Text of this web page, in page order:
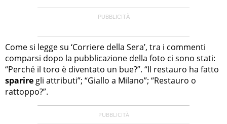
Come si legge su ‘Corriere della Sera’, tra i commenti
comparsi dopo la pubblicazione della foto ci sono stati:
“Perché il toro è diventato un bue?”. “Il restauro ha fatto
sparire gli attributi”; “Giallo a Milano”; “Restauro o
rattoppo?”.